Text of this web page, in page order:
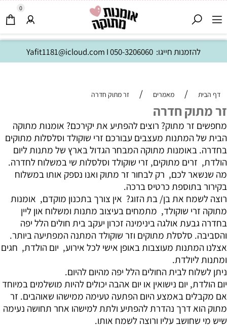
להזמנות חייגו: Yafit1181@icloud.com I050-3206060
0
דף הבית / מאמרים / זר מתוק חדרה
זר מתוק חדרה
מחפשים זר מתוק? רוצים להפתיע את יקירכם? אומנות מתוקה
הבית של המתנות מעצבים עבורכם זרי שוקולד וסלסלות מתוקים
בחדרה. באומנות מתוקה המבחר הגדול בארץ של מתנות ליום
הולדת, זרים מתוקים, זרי שוקולד וסלסלות שי במשלוח לחדרה.
מה שנשאר לכם, רק לבחור זר מתוק ואנו נספק אותו במשלוח
בקירור בתוספת כרטיס ברכה.
רוצה לשמח את בן/ בת הזוג? אין צורך בתכנון מוקדם, אומנות
מתוקה זרי שוקולד, מתמחים בעיצוב מתנות ומשלוח און ליין
בחדרה גבעת אולגה בינימינה זכרון יעקב בית חולים הלל יפה
והסביבה. סלסלת מתוקים וזר שוקולד המתנה המפתיעה ביותר.
אצלנו המתנות מעוצבות באופן אישי לכל אירוע, יום הולדת, חגים
ומתנות ליולדת.
ניתן לשלוח לבית החולים הלל יפה מהיום להיום.
יום הולדת, יום נישואין או יום אהבה יכולים להיות מושלמים במיוחד
אם מקבלים באמצע היום הפתעה טעימה ממישהו שאוהבים. זר
מתוק הוא דרך נהדרת להפתיע ולתת למישהו אחר תחושה נעימה
שיש מי שחושב עליו ורוצה לשמח אותו.